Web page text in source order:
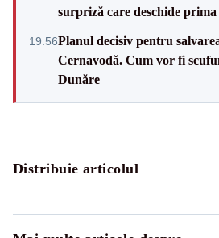
surpriză care deschide prima
19:56Planul decisiv pentru
Cernavodă. Cum vor fi
Dunăre
Distribuie articolul